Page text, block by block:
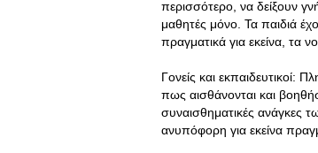
περισσότερο, να δείξουν
μαθητές μόνο. Τα παιδιά
πραγματικά για εκείνα, τα
Γονείς και εκπαιδευτικοί:
πως αισθάνονται και
συναισθηματικές ανάγκες
ανυπόφορη για εκείνα